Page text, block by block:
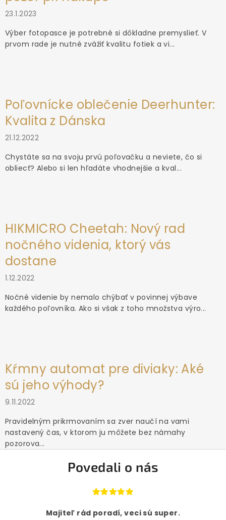
23.1.2023
Výber fotopasce je potrebné si dôkladne premyslieť. V
prvom rade je nutné zvážiť kvalitu fotiek a vi...
Poľovnícke oblečenie Deerhunter:
Kvalita z Dánska
21.12.2022
Chystáte sa na svoju prvú poľovačku a neviete, čo si
obliecť? Alebo si len hľadáte vhodnejšie a kval...
HIKMICRO Cheetah: Nový rad
nočného videnia, ktorý vás
dostane
1.12.2022
Nočné videnie by nemalo chýbať v povinnej výbave
každého poľovníka. Ako si však z toho množstva výro...
Kŕmny automat pre diviaky: Aké
sú jeho výhody?
9.11.2022
Pravidelným prikrmovaním sa zver naučí na vami
nastavený čas, v ktorom ju môžete bez námahy
pozorova...
Povedali o nás
Majiteľ rád poradí, veci sú super.